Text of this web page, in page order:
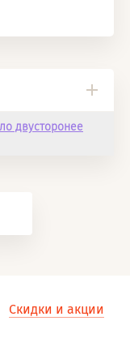
двусторонее
Скидки и акции